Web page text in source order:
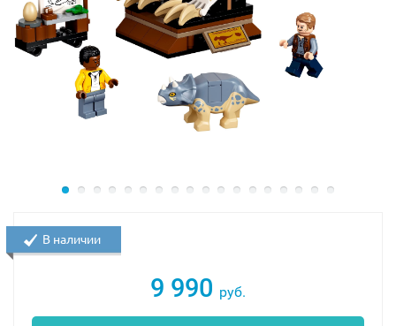
9 990 руб.
В наличии